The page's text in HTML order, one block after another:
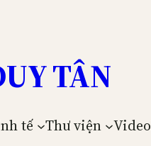
TÂN
tế Thư viện Video